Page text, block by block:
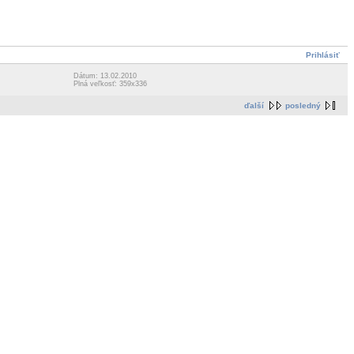
Prihlásiť
Dátum: 13.02.2010
Plná veľkosť: 359x336
ďalší posledný